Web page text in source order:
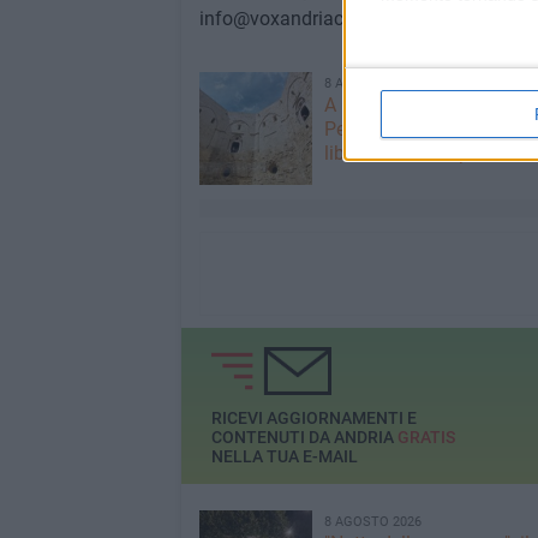
info@voxandriaconbari.it
8 AGOSTO 2026
A Castel del Monte,
Petrocchi presenta il suo
libro "Romanzo privato"
RICEVI AGGIORNAMENTI E
CONTENUTI DA ANDRIA GRATIS
NELLA TUA E-MAIL
8 AGOSTO 2026